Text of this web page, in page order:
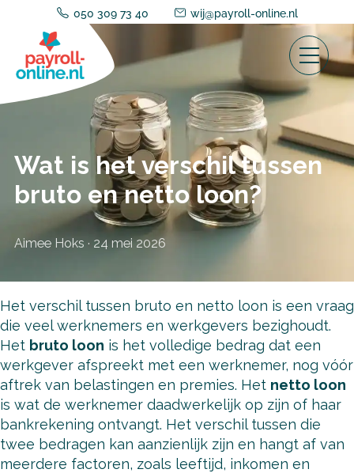
050 309 73 40 wij@payroll-online.nl
Wat is het verschil tussen
bruto en netto loon?
Aimee Hoks · 24 mei 2026
Het verschil tussen bruto en netto loon is een vraag
die veel werknemers en werkgevers bezighoudt.
Het bruto loon is het volledige bedrag dat een
werkgever afspreekt met een werknemer, nog vóór
aftrek van belastingen en premies. Het netto loon
is wat de werknemer daadwerkelijk op zijn of haar
bankrekening ontvangt. Het verschil tussen die
twee bedragen kan aanzienlijk zijn en hangt af van
meerdere factoren, zoals leeftijd, inkomen en